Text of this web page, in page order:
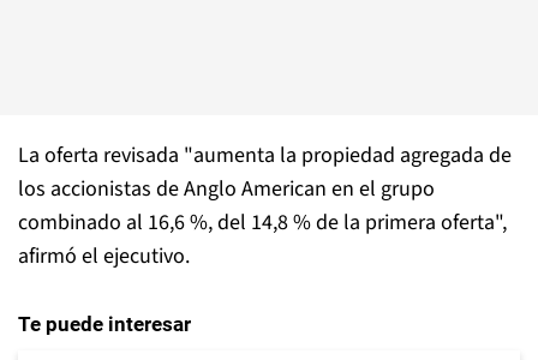
La oferta revisada "aumenta la propiedad agregada de
los accionistas de Anglo American en el grupo
combinado al 16,6 %, del 14,8 % de la primera oferta",
afirmó el ejecutivo.
Te puede interesar